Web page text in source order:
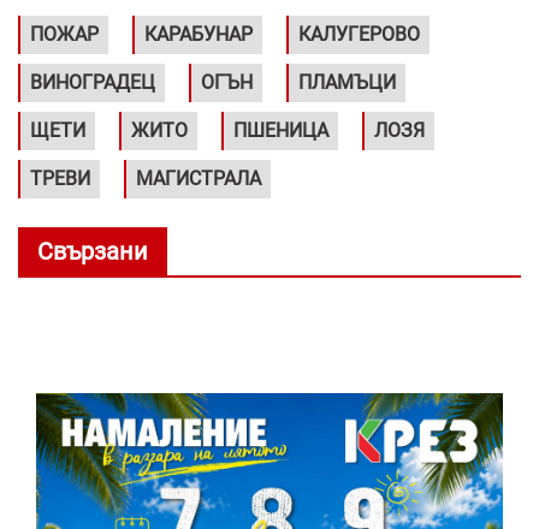
ПОЖАР КАРАБУНАР КАЛУГЕРОВО
ВИНОГРАДЕЦ ОГЪН ПЛАМЪЦИ
ЩЕТИ ЖИТО ПШЕНИЦА ЛОЗЯ
ТРЕВИ МАГИСТРАЛА
Свързани